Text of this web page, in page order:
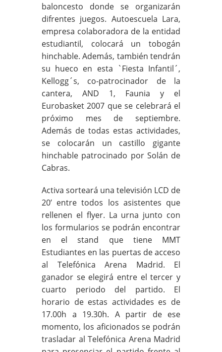
baloncesto donde se organizarán
difrentes juegos. Autoescuela Lara,
empresa colaboradora de la entidad
estudiantil, colocará un tobogán
hinchable. Además, también tendrán
su hueco en esta `Fiesta Infantil´,
Kellogg´s, co-patrocinador de la
cantera, AND 1, Faunia y el
Eurobasket 2007 que se celebrará el
próximo mes de septiembre.
Además de todas estas actividades,
se colocarán un castillo gigante
hinchable patrocinado por Solán de
Cabras.
Activa sorteará una televisión LCD de
20’ entre todos los asistentes que
rellenen el flyer. La urna junto con
los formularios se podrán encontrar
en el stand que tiene MMT
Estudiantes en las puertas de acceso
al Telefónica Arena Madrid. El
ganador se elegirá entre el tercer y
cuarto periodo del partido. El
horario de estas actividades es de
17.00h a 19.30h. A partir de ese
momento, los aficionados se podrán
trasladar al Telefónica Arena Madrid